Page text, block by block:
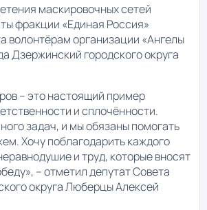
маскировочных сетей
фракции «Единая Россия»
волонтёрам организации «Ангелы
Дзержинский городского округа
– это настоящий пример
и сплочённости.
задач, и мы обязаны помогать
Хочу поблагодарить каждого
и труд, которые вносят
– отметил депутат Совета
округа Люберцы Алексей